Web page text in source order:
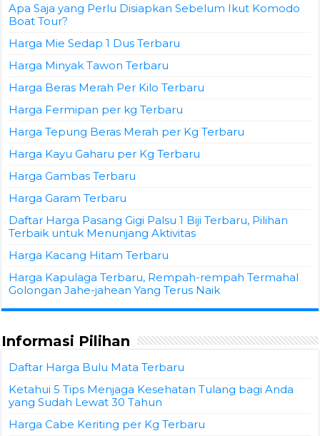
Apa Saja yang Perlu Disiapkan Sebelum Ikut Komodo
Boat Tour?
Harga Mie Sedap 1 Dus Terbaru
Harga Minyak Tawon Terbaru
Harga Beras Merah Per Kilo Terbaru
Harga Fermipan per kg Terbaru
Harga Tepung Beras Merah per Kg Terbaru
Harga Kayu Gaharu per Kg Terbaru
Harga Gambas Terbaru
Harga Garam Terbaru
Daftar Harga Pasang Gigi Palsu 1 Biji Terbaru, Pilihan
Terbaik untuk Menunjang Aktivitas
Harga Kacang Hitam Terbaru
Harga Kapulaga Terbaru, Rempah-rempah Termahal
Golongan Jahe-jahean Yang Terus Naik
Informasi Pilihan
Daftar Harga Bulu Mata Terbaru
Ketahui 5 Tips Menjaga Kesehatan Tulang bagi Anda
yang Sudah Lewat 30 Tahun
Harga Cabe Keriting per Kg Terbaru